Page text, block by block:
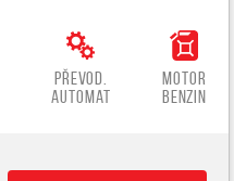
Převod.
automat
Motor
benzin